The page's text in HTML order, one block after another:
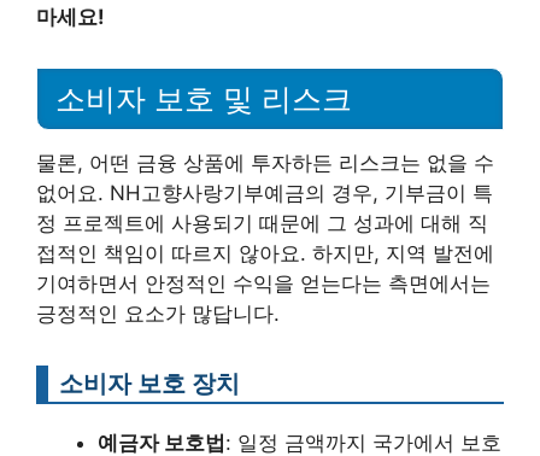
마세요!
소비자 보호 및 리스크
물론, 어떤 금융 상품에 투자하든 리스크는 없을 수
없어요. NH고향사랑기부예금의 경우, 기부금이 특
정 프로젝트에 사용되기 때문에 그 성과에 대해 직
접적인 책임이 따르지 않아요. 하지만, 지역 발전에
기여하면서 안정적인 수익을 얻는다는 측면에서는
긍정적인 요소가 많답니다.
소비자 보호 장치
예금자 보호법 : 일정 금액까지 국가에서 보호